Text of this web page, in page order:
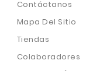
Contáctanos
Mapa Del Sitio
Tiendas
Colaboradores